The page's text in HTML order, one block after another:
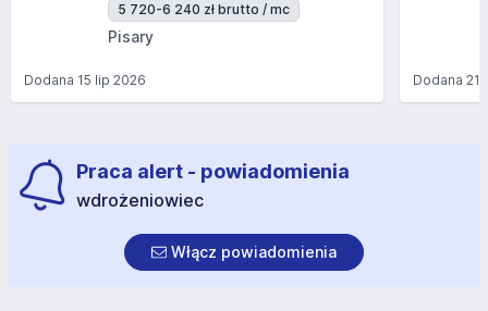
5 720-6 240 zł brutto / mc
Pisary
Dodana 15 lip 2026 Dodana21
Praca alert - powiadomienia
wdrożeniowiec
Włącz powiadomienia